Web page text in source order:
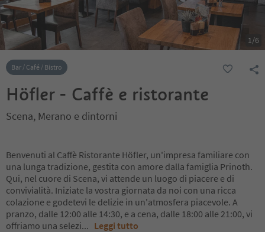
1/6
Bar / Café / Bistro
Höfler - Caffè e ristorante
Scena, Merano e dintorni
Benvenuti al Caffè Ristorante Höfler, un'impresa familiare con
una lunga tradizione, gestita con amore dalla famiglia Prinoth.
Qui, nel cuore di Scena, vi attende un luogo di piacere e di
convivialità. Iniziate la vostra giornata da noi con una ricca
colazione e godetevi le delizie in un'atmosfera piacevole. A
pranzo, dalle 12:00 alle 14:30, e a cena, dalle 18:00 alle 21:00, vi
offriamo una selezi... Leggi tutto